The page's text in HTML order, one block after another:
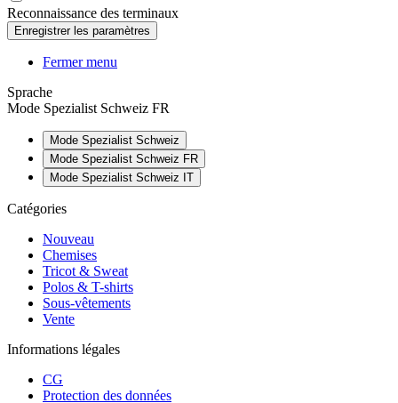
Reconnaissance des terminaux
Fermer menu
Sprache
Mode Spezialist Schweiz FR
Mode Spezialist Schweiz
Mode Spezialist Schweiz FR
Mode Spezialist Schweiz IT
Catégories
Nouveau
Chemises
Tricot & Sweat
Polos & T-shirts
Sous-vêtements
Vente
Informations légales
CG
Protection des données